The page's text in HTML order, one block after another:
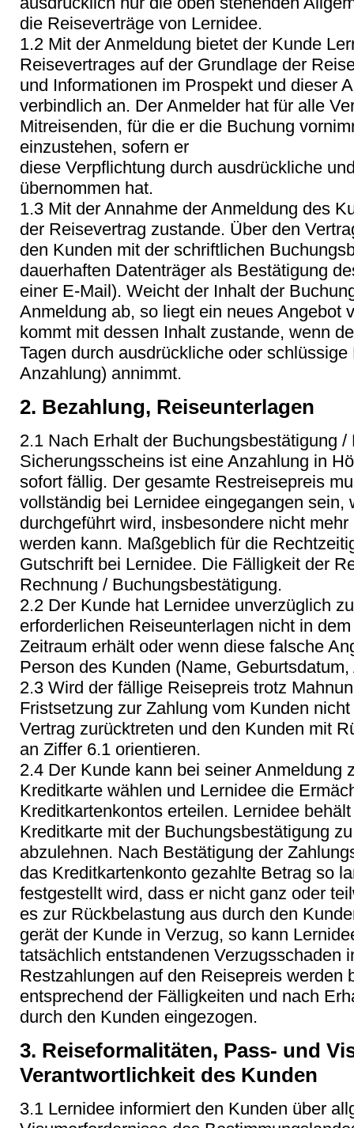
die Reiseverträge von Lernidee.
1.2 Mit der Anmeldung bietet der Kunde
Reisevertrages auf der Grundlage der
und Informationen im Prospekt und dieser
verbindlich an. Der Anmelder hat für alle
Mitreisenden, für die er die Buchung
einzustehen, sofern er
diese Verpflichtung durch ausdrückliche
übernommen hat.
1.3 Mit der Annahme der Anmeldung des
der Reisevertrag zustande. Über den
den Kunden mit der schriftlichen
dauerhaften Datenträger als Bestätigung
einer E-Mail). Weicht der Inhalt der
Anmeldung ab, so liegt ein neues Angebot
kommt mit dessen Inhalt zustande, wenn
Tagen durch ausdrückliche oder
Anzahlung) annimmt.
2. Bezahlung, Reiseunterlagen
2.1 Nach Erhalt der Buchungsbestätigung /
Sicherungsscheins ist eine Anzahlung in
sofort fällig. Der gesamte Restreisepreis
vollständig bei Lernidee eingegangen
durchgeführt wird, insbesondere nicht
werden kann. Maßgeblich für die
Gutschrift bei Lernidee. Die Fälligkeit der
Rechnung / Buchungsbestätigung.
2.2 Der Kunde hat Lernidee unverzüglich
erforderlichen Reiseunterlagen nicht in
Zeitraum erhält oder wenn diese falsche
Person des Kunden (Name,
2.3 Wird der fällige Reisepreis trotz
Fristsetzung zur Zahlung vom Kunden
Vertrag zurücktreten und den Kunden mit
an Ziffer 6.1 orientieren.
2.4 Der Kunde kann bei seiner Anmeldung
Kreditkarte wählen und Lernidee die
Kreditkartenkontos erteilen. Lernidee
Kreditkarte mit der Buchungsbestätigung
abzulehnen. Nach Bestätigung der
das Kreditkartenkonto gezahlte Betrag so
festgestellt wird, dass er nicht ganz oder
es zur Rückbelastung aus durch den
gerät der Kunde in Verzug, so kann
tatsächlich entstandenen Verzugsschaden
Restzahlungen auf den Reisepreis werden
entsprechend der Fälligkeiten und nach
durch den Kunden eingezogen.
3. Reiseformalitäten, Pass- und
Verantwortlichkeit des Kunden
3.1 Lernidee informiert den Kunden über